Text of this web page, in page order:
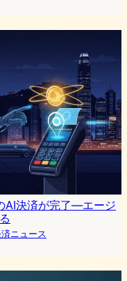
AI決済が完了—エージ
ニュース